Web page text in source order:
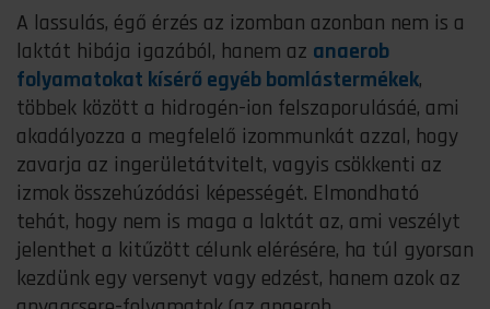
A lassulás, égő érzés az izomban azonban nem is a
laktát hibája igazából, hanem az anaerob
folyamatokat kísérő egyéb bomlástermékek,
többek között a hidrogén-ion felszaporulásáé, ami
akadályozza a megfelelő izommunkát azzal, hogy
zavarja az ingerületátvitelt, vagyis csökkenti az
izmok összehúzódási képességét. Elmondható
tehát, hogy nem is maga a laktát az, ami veszélyt
jelenthet a kitűzött célunk elérésére, ha túl gyorsan
kezdünk egy versenyt vagy edzést, hanem azok az